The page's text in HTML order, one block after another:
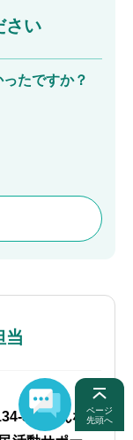
さい
たですか？
当
3 みんな
ページ
先頭へ